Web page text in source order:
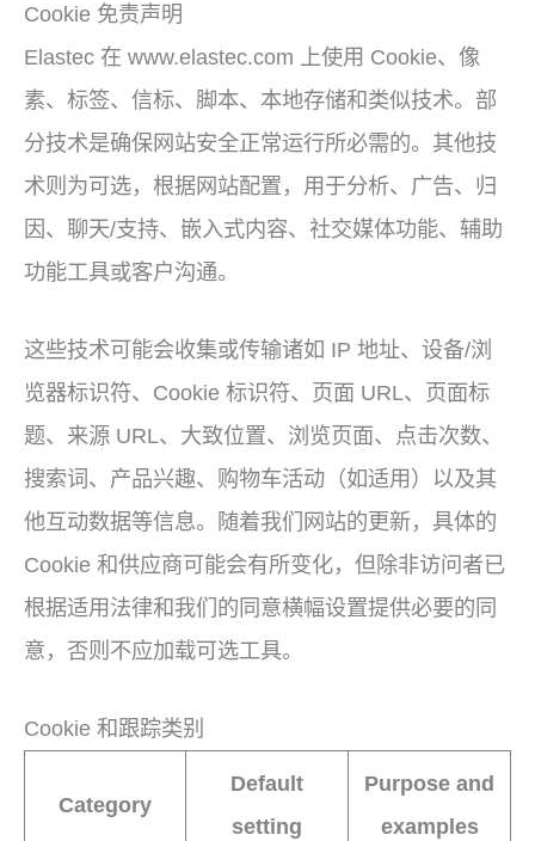
Cookie 免责声明
Elastec 在 www.elastec.com 上使用 Cookie、像
素、标签、信标、脚本、本地存储和类似技术。部
分技术是确保网站安全正常运行所必需的。其他技
术则为可选，根据网站配置，用于分析、广告、归
因、聊天/支持、嵌入式内容、社交媒体功能、辅助
功能工具或客户沟通。
这些技术可能会收集或传输诸如 IP 地址、设备/浏
览器标识符、Cookie 标识符、页面 URL、页面标
题、来源 URL、大致位置、浏览页面、点击次数、
搜索词、产品兴趣、购物车活动（如适用）以及其
他互动数据等信息。随着我们网站的更新，具体的
Cookie 和供应商可能会有所变化，但除非访问者已
根据适用法律和我们的同意横幅设置提供必要的同
意，否则不应加载可选工具。
Cookie 和跟踪类别
Category
Default
setting
Purpose and
examples